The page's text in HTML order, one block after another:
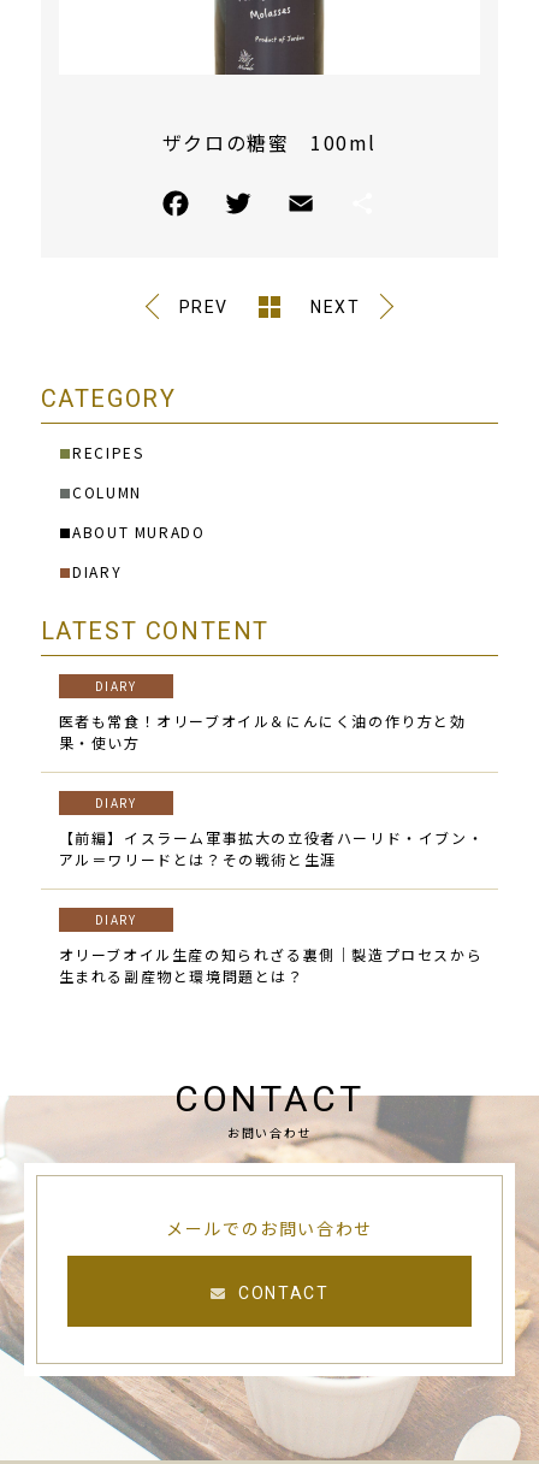
ザクロの糖蜜 100ml
PREV NEXT
CATEGORY
■RECIPES
■COLUMN
■ABOUT MURADO
■DIARY
LATEST CONTENT
DIARY
医者も常食！オリーブオイル＆にんにく油の作り方と効
果・使い方
DIARY
【前編】イスラーム軍事拡大の立役者ハーリド・イブン・
アル＝ワリードとは？その戦術と生涯
DIARY
オリーブオイル生産の知られざる裏側｜製造プロセスから
生まれる副産物と環境問題とは？
CONTACT
お問い合わせ
メールでのお問い合わせ
CONTACT